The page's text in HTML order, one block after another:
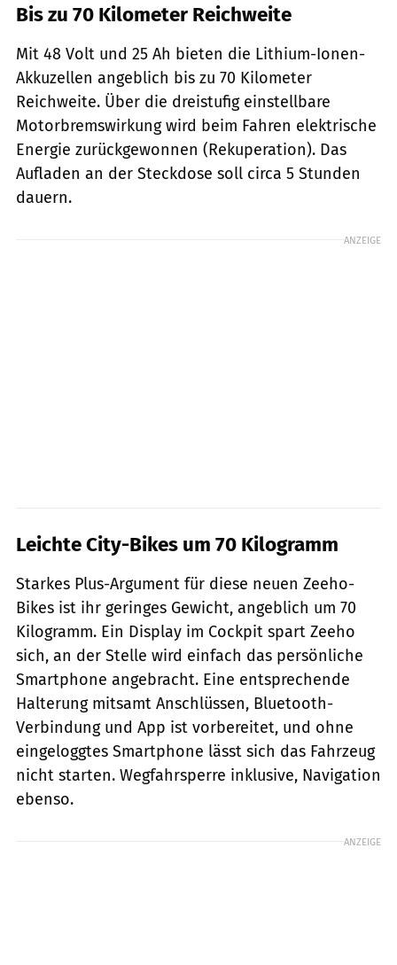
Bis zu 70 Kilometer Reichweite
Mit 48 Volt und 25 Ah bieten die Lithium-Ionen-
Akkuzellen angeblich bis zu 70 Kilometer
Reichweite. Über die dreistufig einstellbare
Motorbremswirkung wird beim Fahren elektrische
Energie zurückgewonnen (Rekuperation). Das
Aufladen an der Steckdose soll circa 5 Stunden
dauern.
ANZEIGE
Leichte City-Bikes um 70 Kilogramm
Starkes Plus-Argument für diese neuen Zeeho-
Bikes ist ihr geringes Gewicht, angeblich um 70
Kilogramm. Ein Display im Cockpit spart Zeeho
sich, an der Stelle wird einfach das persönliche
Smartphone angebracht. Eine entsprechende
Halterung mitsamt Anschlüssen, Bluetooth-
Verbindung und App ist vorbereitet, und ohne
eingeloggtes Smartphone lässt sich das Fahrzeug
nicht starten. Wegfahrsperre inklusive, Navigation
ebenso.
ANZEIGE